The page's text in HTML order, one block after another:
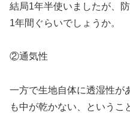
結局1年半使いましたが、
1年間ぐらいでしょうか。
②通気性
一方で生地自体に透湿性が
も中が乾かない、というこ